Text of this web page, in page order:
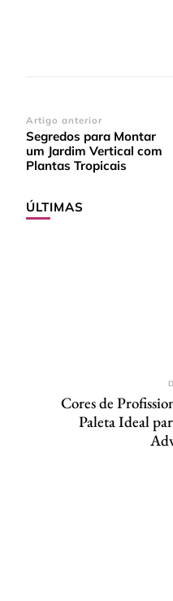
Navegação
de
post
Artigo anterior
Segredos para Montar
um Jardim Vertical com
Plantas Tropicais
ÚLTIMAS
Cores de
Paleta Ideal